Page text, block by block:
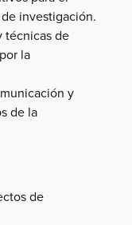
investigación.
técnicas de
la
y
de la
de